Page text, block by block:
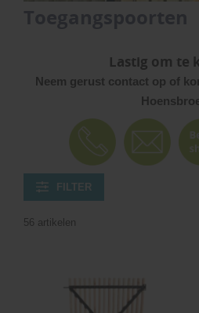
Lastig om te
Neem gerust contact op of
FILTER
56 artikelen